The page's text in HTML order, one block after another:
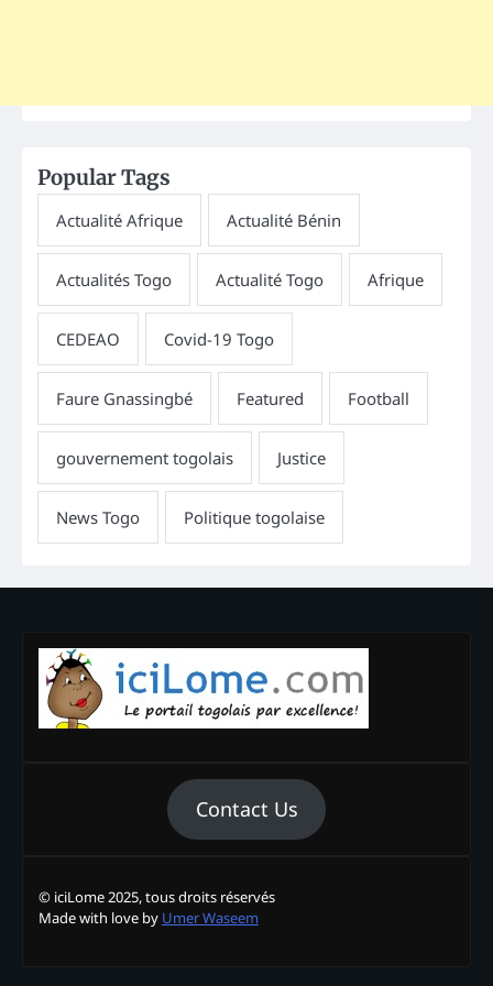
Popular Tags
Contact Us
© iciLome 2025, tous droits réservés
Made with love by Umer Waseem